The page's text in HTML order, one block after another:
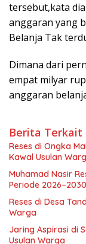
tersebut,kata
anggaran yang
Belanja Tak
Dimana dari
empat milyar
anggaran
Berita Terkait
Reses di Ongka
Kawal Usulan
Muhamad Nasir
Periode 2026–2030
Reses di Desa
Warga
Jaring Aspirasi di
Usulan Warga